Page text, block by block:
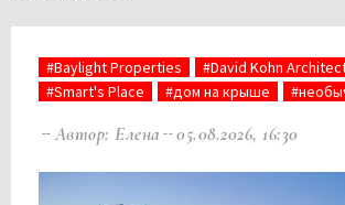
#Baylight Properties
#David Kohn
#Smart's Place
#дом на крыше
Автор: Елена 05.08.2026, 16:30